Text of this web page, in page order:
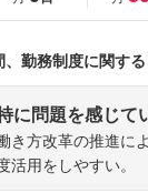
勤務制度に関す
に問題を感じて
き方改革の推進に
活用をしやすい。